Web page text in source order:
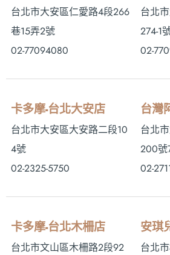
台北市大安區仁愛路4段266
巷15弄2號
02-77094080
台北
274-1
02-
卡多摩-台北大安店
台北市大安區大安路二段10
4號
02-2325-5750
台灣
台北
200號
02-
卡多摩-台北木柵店
台北市文山區木柵路2段92
安琪
台北